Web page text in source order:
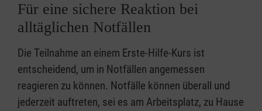
Für eine sichere Reaktion bei
alltäglichen Notfällen
Die Teilnahme an einem Erste-Hilfe-Kurs ist
entscheidend, um in Notfällen angemessen
reagieren zu können. Notfälle können überall und
jederzeit auftreten, sei es am Arbeitsplatz, zu Hause